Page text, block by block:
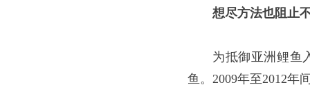
想尽方法也阻止
为抵御亚洲鲤鱼
鱼。2009年至2012年